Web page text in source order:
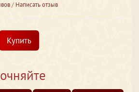
/ Написать отзыв
Купить